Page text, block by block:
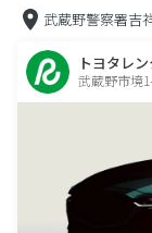
武蔵野警察署吉
トヨタレ
武蔵野市境